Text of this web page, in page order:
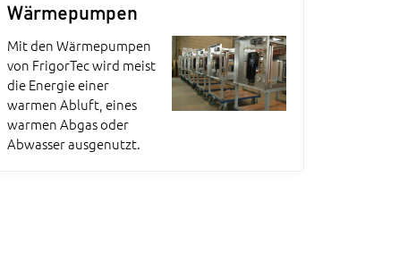
Wärmepumpen
Mit den Wärmepumpen
von FrigorTec wird meist
die Energie einer
warmen Abluft, eines
warmen Abgas oder
Abwasser ausgenutzt.